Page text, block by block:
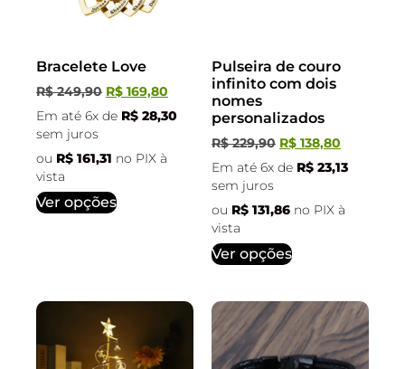
Bracelete Love
R$249,90 R$ 169,80
Em até 6x de R$ 28,30
sem juros
ou R$ 161,31 no PIX à
vista
Ver opções
Pulseira de couro
infinito com dois
nomes
personalizados
R$229,90 R$ 138,80
Em até 6x de R$ 23,13
sem juros
ou R$ 131,86 no PIX à
vista
Ver opções